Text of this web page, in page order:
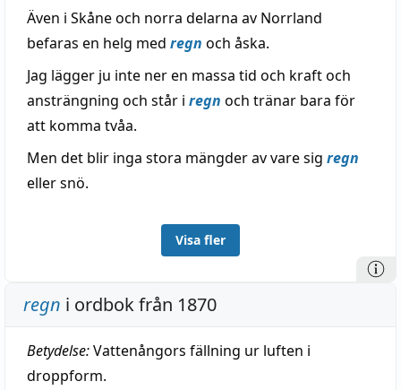
Även i Skåne och norra delarna av Norrland
befaras en helg med regn och åska.
Jag lägger ju inte ner en massa tid och kraft och
ansträngning och står i regn och tränar bara för
att komma tvåa.
Men det blir inga stora mängder av vare sig regn
eller snö.
Visa fler
regn i ordbok från 1870
Betydelse:Vattenångors fällning ur luften i
droppform.